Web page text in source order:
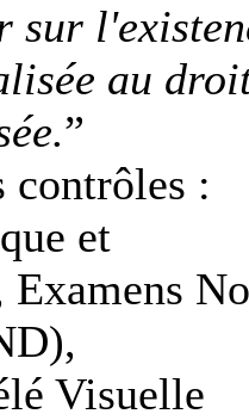
sur
au
”
:
et
Visuelle